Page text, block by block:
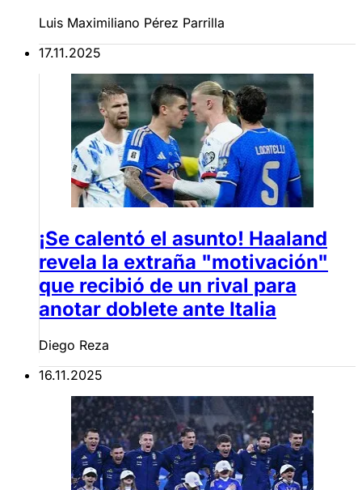
Luis Maximiliano Pérez Parrilla
17.11.2025
¡Se calentó el asunto! Haaland
revela la extraña "motivación"
que recibió de un rival para
anotar doblete ante Italia
Diego Reza
16.11.2025